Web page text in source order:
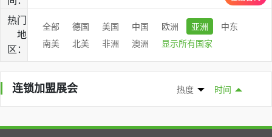
热门
地
区：
全部 德国 美国 中国 欧洲 亚洲
中东
南美
北美 非洲 澳洲 显示所有国家
连锁加盟展会 热度 时间